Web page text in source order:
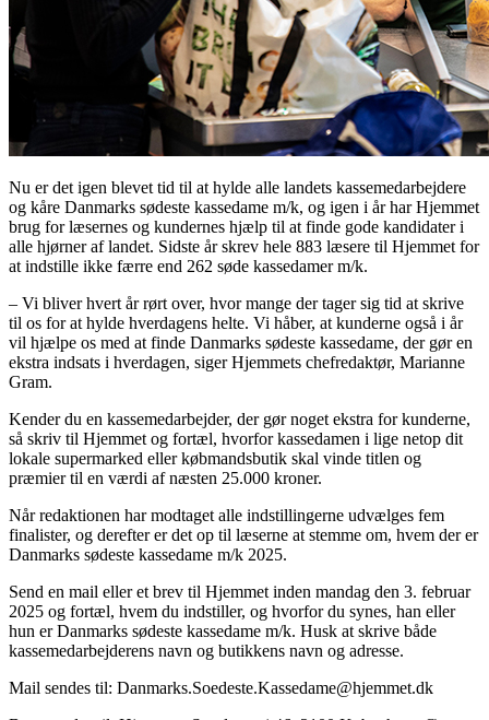
Nu er det igen blevet tid til at hylde alle landets kassemedarbejdere
og kåre Danmarks sødeste kassedame m/k, og igen i år har Hjemmet
brug for læsernes og kundernes hjælp til at finde gode kandidater i
alle hjørner af landet. Sidste år skrev hele 883 læsere til Hjemmet for
at indstille ikke færre end 262 søde kassedamer m/k.
– Vi bliver hvert år rørt over, hvor mange der tager sig tid at skrive
til os for at hylde hverdagens helte. Vi håber, at kunderne også i år
vil hjælpe os med at finde Danmarks sødeste kassedame, der gør en
ekstra indsats i hverdagen, siger Hjemmets chefredaktør, Marianne
Gram.
Kender du en kassemedarbejder, der gør noget ekstra for kunderne,
så skriv til Hjemmet og fortæl, hvorfor kassedamen i lige netop dit
lokale supermarked eller købmandsbutik skal vinde titlen og
præmier til en værdi af næsten 25.000 kroner.
Når redaktionen har modtaget alle indstillingerne udvælges fem
finalister, og derefter er det op til læserne at stemme om, hvem der er
Danmarks sødeste kassedame m/k 2025.
Send en mail eller et brev til Hjemmet inden mandag den 3. februar
2025 og fortæl, hvem du indstiller, og hvorfor du synes, han eller
hun er Danmarks sødeste kassedame m/k. Husk at skrive både
kassemedarbejderens navn og butikkens navn og adresse.
Mail sendes til: Danmarks.Soedeste.Kassedame@hjemmet.dk